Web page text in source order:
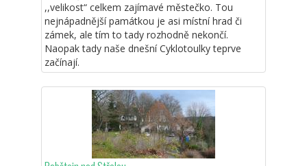
,,velikost“ celkem zajímavé městečko. Tou
nejnápadnější památkou je asi místní hrad či
zámek, ale tím to tady rozhodně nekončí.
Naopak tady naše dnešní Cyklotoulky teprve
začínají.